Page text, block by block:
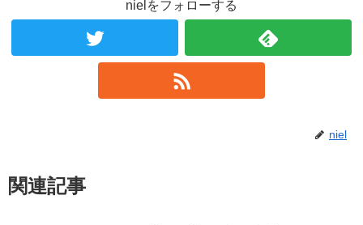
nielをフォローする
niel
関連記事